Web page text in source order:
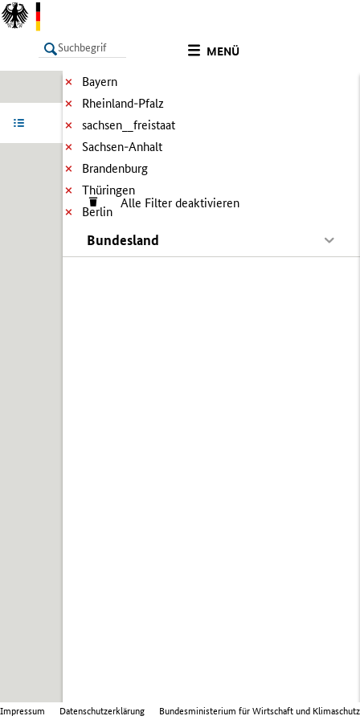
MENÜ
LISTE
Bayern
Rheinland-Pfalz
sachsen__freistaat
Sachsen-Anhalt
Brandenburg
Thüringen
Berlin
Alle Filter deaktivieren
Bundesland
Impressum Datenschutzerklärung Bundesministerium für Wirtschaft und Klimaschutz